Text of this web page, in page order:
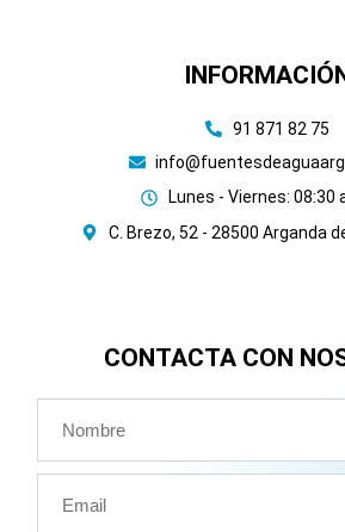
INFORMACIÓN
91 871 82 75
Lunes - Viernes: 08:30
C. Brezo, 52 - 28500 Arganda
CONTACTA CON